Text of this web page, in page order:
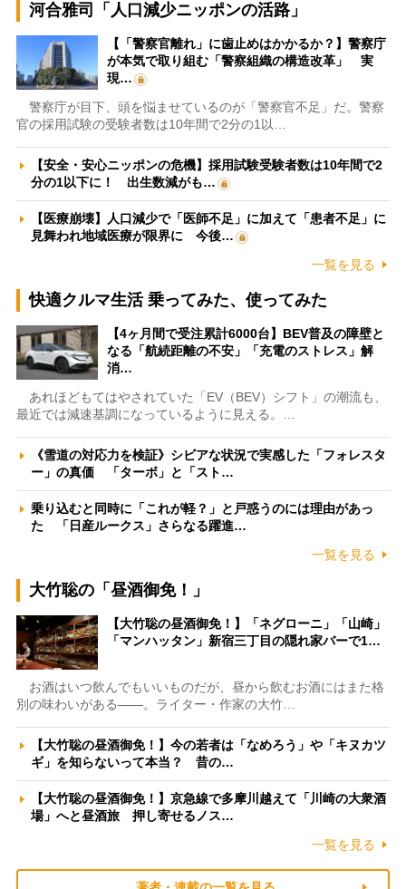
河合雅司「人口減少ニッポンの活路」
【「警察官離れ」に歯止めはかかるか？】警察庁
が本気で取り組む「警察組織の構造改革」 実
現…
警察庁が目下、頭を悩ませているのが「警察官不足」だ。警察
官の採用試験の受験者数は10年間で2分の1以…
【安全・安心ニッポンの危機】採用試験受験者数は10年間で2
分の1以下に！ 出生数減がも…
【医療崩壊】人口減少で「医師不足」に加えて「患者不足」に
見舞われ地域医療が限界に 今後…
一覧を見る
快適クルマ生活 乗ってみた、使ってみた
【4ヶ月間で受注累計6000台】BEV普及の障壁と
なる「航続距離の不安」「充電のストレス」解
消…
あれほどもてはやされていた「EV（BEV）シフト」の潮流も、
最近では減速基調になっているように見える。…
《雪道の対応力を検証》シビアな状況で実感した「フォレスタ
ー」の真価 「ターボ」と「スト…
乗り込むと同時に「これが軽？」と戸惑うのには理由があっ
た 「日産ルークス」さらなる躍進…
一覧を見る
大竹聡の「昼酒御免！」
【大竹聡の昼酒御免！】「ネグローニ」「山崎」
「マンハッタン」新宿三丁目の隠れ家バーで1…
お酒はいつ飲んでもいいものだが、昼から飲むお酒にはまた格
別の味わいがある――。ライター・作家の大竹…
【大竹聡の昼酒御免！】今の若者は「なめろう」や「キヌカツ
ギ」を知らないって本当？ 昔の…
【大竹聡の昼酒御免！】京急線で多摩川越えて「川崎の大衆酒
場」へと昼酒旅 押し寄せるノス…
一覧を見る